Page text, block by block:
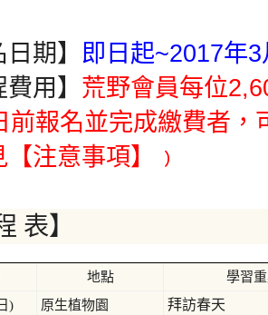
日期】 即日起~2017年
費用】 荒野會員每位
前報名並完成繳費者
注意事項】﹚
表】
地點
學習
)
原生植物園 拜訪春天